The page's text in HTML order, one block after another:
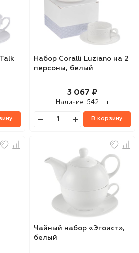
Набор Coralli Luziano на 2
персоны, белый
3 067 ₽
Наличие: 542 шт
В корзину
Чайный набор «Эгоист»,
белый